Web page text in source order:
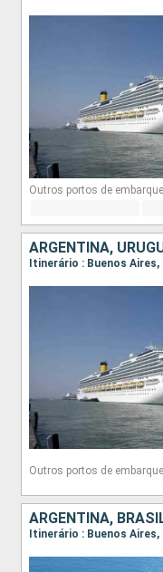
Outros portos de embarque
ARGENTINA,
Itinerário : Buenos
Outros portos de embarque
ARGENTINA,
Itinerário : Buenos